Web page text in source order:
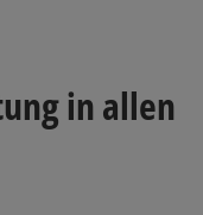
in allen